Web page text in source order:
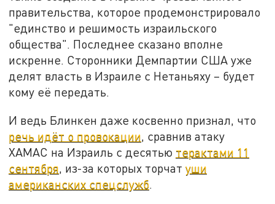
правительства, которое продемонстрировало
"единство и решимость израильского
общества". Последнее сказано вполне
искренне. Сторонники Демпартии США уже
делят власть в Израиле с Нетаньяху – будет
кому её передать.
И ведь Блинкен даже косвенно признал, что
речь идёт о провокации, сравнив атаку
ХАМАС на Израиль с десятью терактами 11
сентября, из-за которых торчатуши
американских спецслужб.